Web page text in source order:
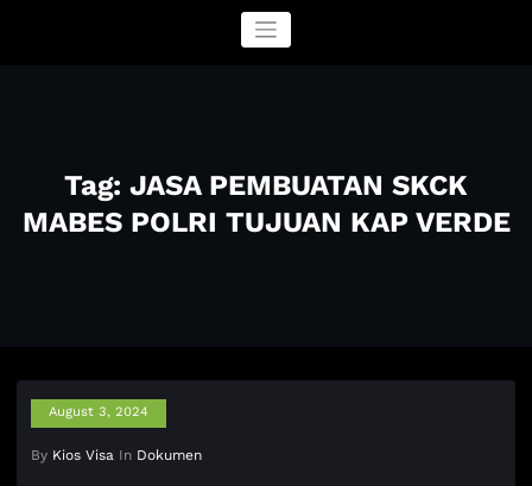
Tag: JASA PEMBUATAN SKCK
MABES POLRI TUJUAN KAP VERDE
August 3, 2024
By Kios Visa In Dokumen